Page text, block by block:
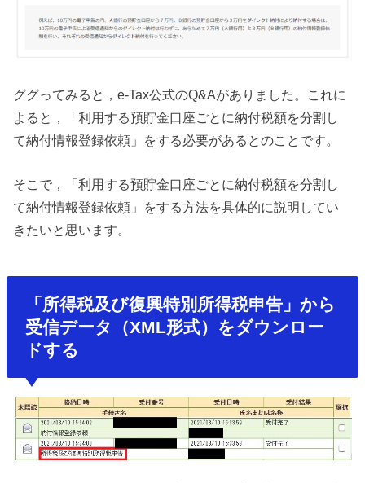
ググってみると，e-Tax公式のQ&Aがありました。これに
よると，「利用する預貯金口座ごとに納付税額を分割し
て納付情報登録依頼」をする必要があるとのことです。
そこで，「利用する預貯金口座ごとに納付税額を分割し
て納付情報登録依頼」をする方法を具体的に説明してい
きたいと思います。
「所得税及び復興特別所得税申告」から
受信データ（XML形式）をダウンロー
ドする